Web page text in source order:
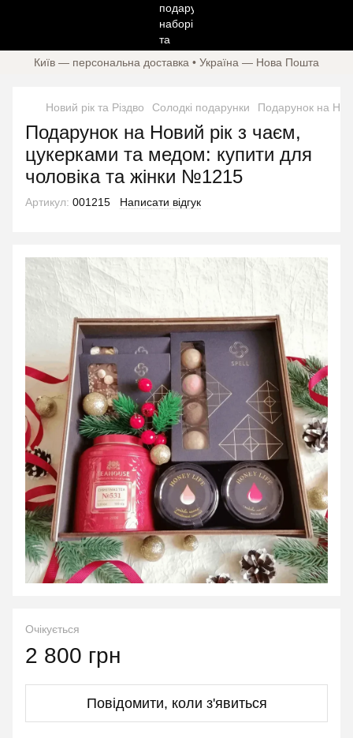
Київ — персональна доставка • Україна — Нова Пошта
Новий рік та Різдво Солодкі подарунки Подарунок на
Подарунок на Новий рік з чаєм,
цукерками та медом: купити для
чоловіка та жінки №1215
Артикул: 001215 Написати відгук
Очікується
2 800 грн
Повідомити, коли з'явиться